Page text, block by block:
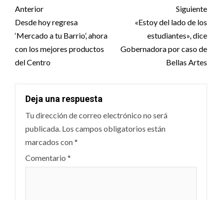
Post
navigation
Anterior
Desde hoy regresa
‘Mercado a tu Barrio’, ahora
con los mejores productos
del Centro
Siguiente
«Estoy del lado de los
estudiantes», dice
Gobernadora por caso de
Bellas Artes
Deja una respuesta
Tu dirección de correo electrónico no será
publicada. Los campos obligatorios están
marcados con*
Comentario *